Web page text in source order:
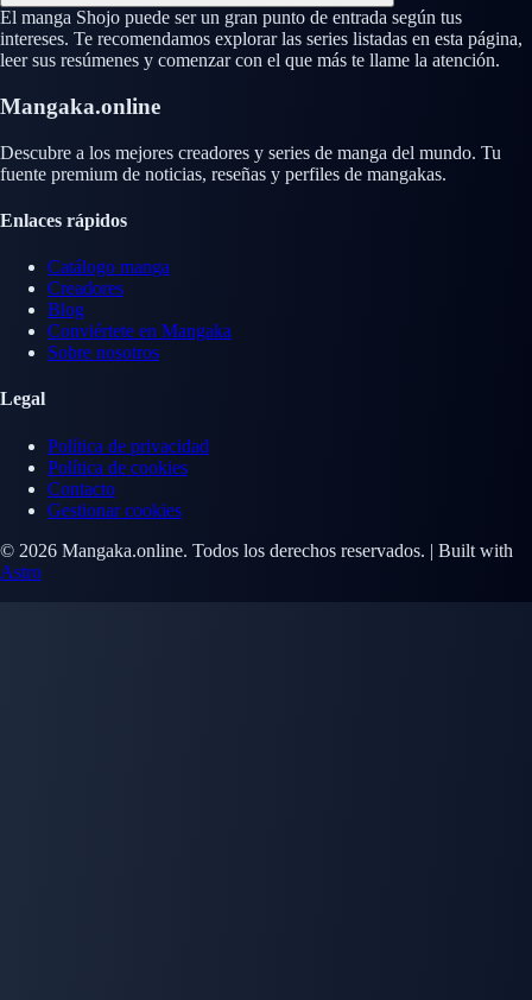
El manga Shojo puede ser un gran punto de entrada según tus
intereses. Te recomendamos explorar las series listadas en esta página,
leer sus resúmenes y comenzar con el que más te llame la atención.
Mangaka.online
Descubre a los mejores creadores y series de manga del mundo. Tu
fuente premium de noticias, reseñas y perfiles de mangakas.
Enlaces rápidos
Catálogo manga
Creadores
Blog
Conviértete en Mangaka
Sobre nosotros
Legal
Política de privacidad
Política de cookies
Contacto
Gestionar cookies
© 2026 Mangaka.online. Todos los derechos reservados. | Built with
Astro